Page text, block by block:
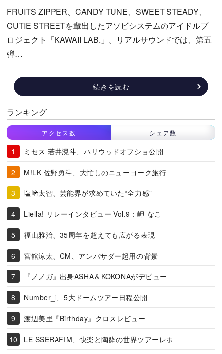
FRUITS ZIPPER、CANDY TUNE、SWEET STEADY、
CUTIE STREETを輩出したアソビシステムのアイドルプ
ロジェクト「KAWAII LAB.」。リアルサウンドでは、第五
弾…
続きを読む
ランキング
アクセス数 シェア数
ミセス 若井滉斗、ハリウッドオフショ公開
M!LK 佐野勇斗、大忙しのニューヨーク旅行
塩﨑太智、芸能界が求めていた“全力感”
Liella! リレーインタビュー Vol.9：岬 なこ
福山雅治、35周年を超えても広がる表現
宮舘涼太、CM、アンバサダー起用の背景
『ノノガ』出身ASHA＆KOKONAがデビュー
Number_i、5大ドームツアー日程公開
渡辺美里『Birthday』クロスレビュー
LE SSERAFIM、快楽と陶酔の世界ツアーレポ